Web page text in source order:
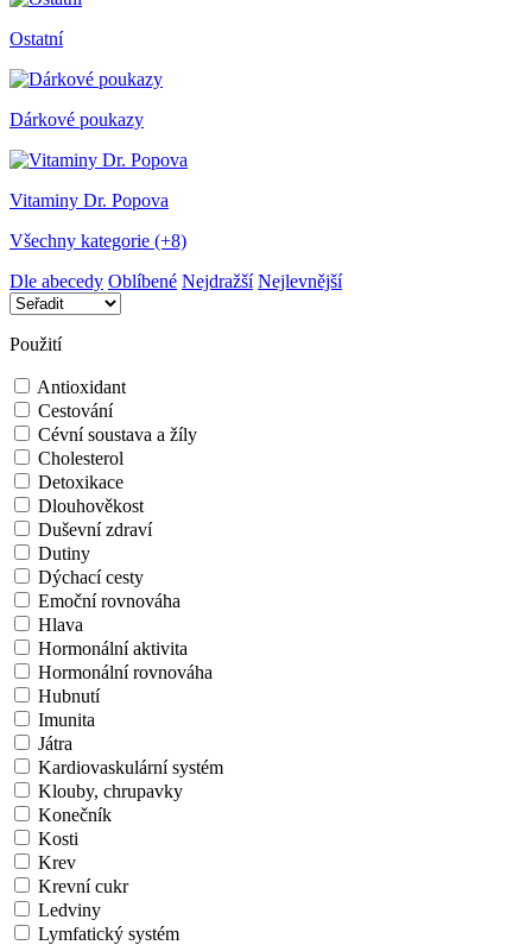
Ostatní
Dárkové poukazy
Vitaminy Dr. Popova
Všechny kategorie (+8)
Dle abecedy Oblíbené Nejdražší Nejlevnější
Použití
Antioxidant
Cestování
Cévní soustava a žíly
Cholesterol
Detoxikace
Dlouhověkost
Duševní zdraví
Dutiny
Dýchací cesty
Emoční rovnováha
Hlava
Hormonální aktivita
Hormonální rovnováha
Hubnutí
Imunita
Játra
Kardiovaskulární systém
Klouby, chrupavky
Konečník
Kosti
Krev
Krevní cukr
Ledviny
Lymfatický systém